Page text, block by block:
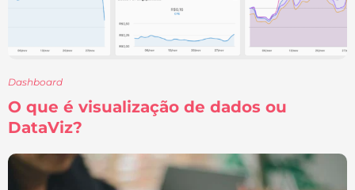
Dashboard
O que é visualização de dados ou
DataViz?